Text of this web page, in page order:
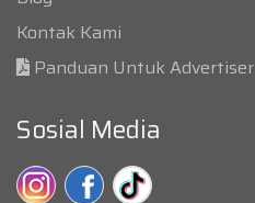
Kontak Kami
Panduan Untuk Advertiser
Sosial Media